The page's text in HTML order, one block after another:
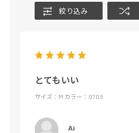
絞り込み
とてもいい
サイズ：M カラー：0706
Ai